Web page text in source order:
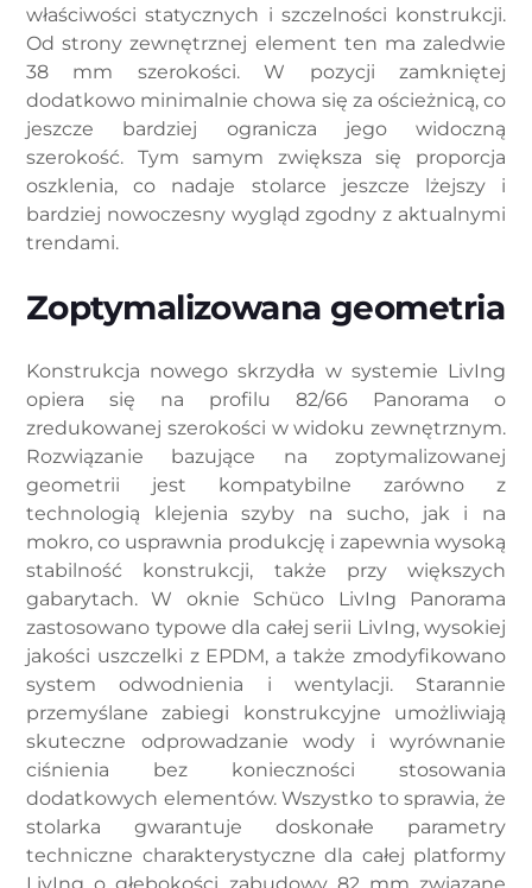
właściwości statycznych i szczelności konstrukcji.
Od strony zewnętrznej element ten ma zaledwie
38 mm szerokości. W pozycji zamkniętej
dodatkowo minimalnie chowa się za ościeżnicą, co
jeszcze bardziej ogranicza jego widoczną
szerokość. Tym samym zwiększa się proporcja
oszklenia, co nadaje stolarce jeszcze lżejszy i
bardziej nowoczesny wygląd zgodny z aktualnymi
trendami.
Zoptymalizowana geometria
Konstrukcja nowego skrzydła w systemie LivIng
opiera się na profilu 82/66 Panorama o
zredukowanej szerokości w widoku zewnętrznym.
Rozwiązanie bazujące na zoptymalizowanej
geometrii jest kompatybilne zarówno z
technologią klejenia szyby na sucho, jak i na
mokro, co usprawnia produkcję i zapewnia wysoką
stabilność konstrukcji, także przy większych
gabarytach. W oknie Schüco LivIng Panorama
zastosowano typowe dla całej serii LivIng, wysokiej
jakości uszczelki z EPDM, a także zmodyfikowano
system odwodnienia i wentylacji. Starannie
przemyślane zabiegi konstrukcyjne umożliwiają
skuteczne odprowadzanie wody i wyrównanie
ciśnienia bez konieczności stosowania
dodatkowych elementów. Wszystko to sprawia, że
stolarka gwarantuje doskonałe parametry
techniczne charakterystyczne dla całej platformy